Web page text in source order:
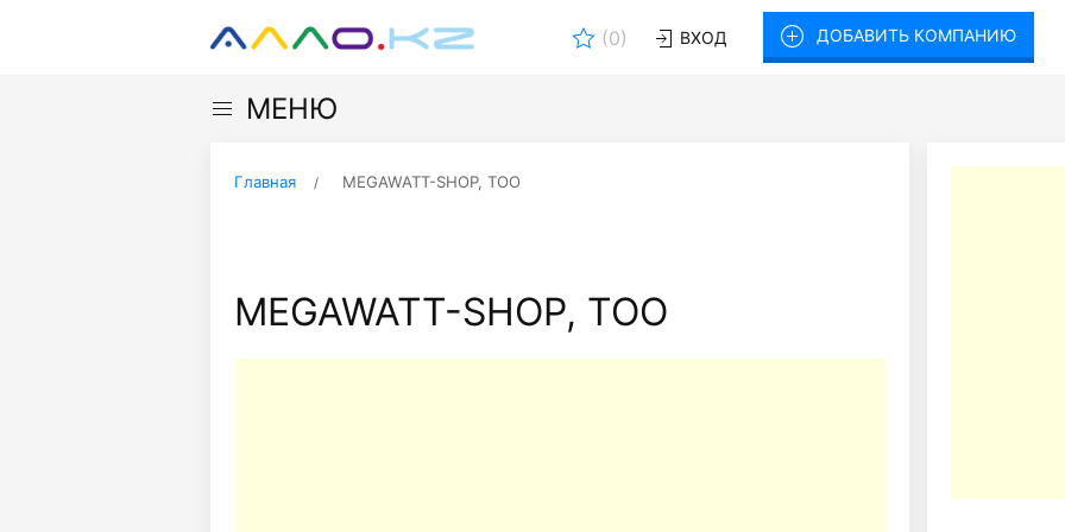
(0) ВХОД ДОБАВИТЬ КОМПАНИЮ
МЕНЮ
Главная MEGAWATT-SHOP, ТОО
MEGAWATT-SHOP, ТОО